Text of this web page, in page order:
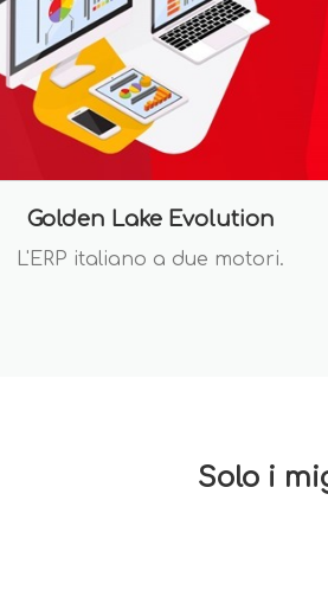
Golden Lake Evolution
L'ERP italiano a due motori.
Solo i